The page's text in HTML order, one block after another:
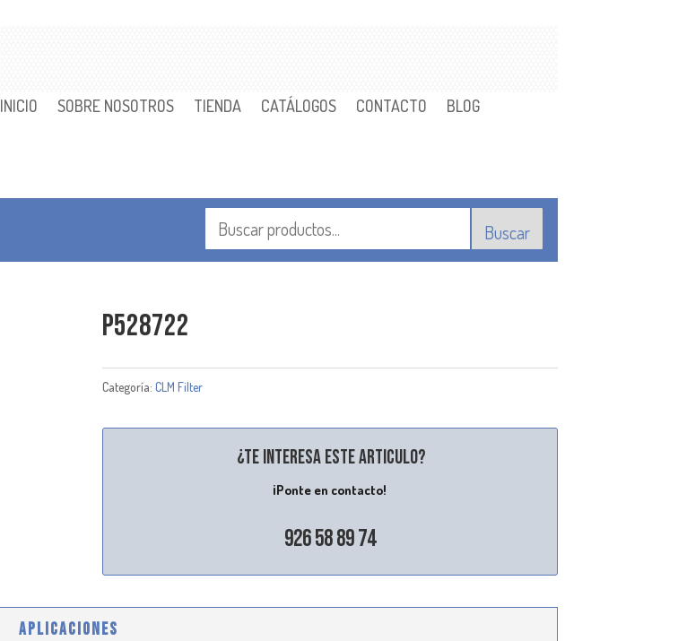
INICIO SOBRE NOSOTROS TIENDA CATÁLOGOS CONTACTO BLOG
Buscar
P528722
Categoría: CLM Filter
¿Te interesa este articulo?
¡Ponte en contacto!
926 58 89 74
APLICACIONES